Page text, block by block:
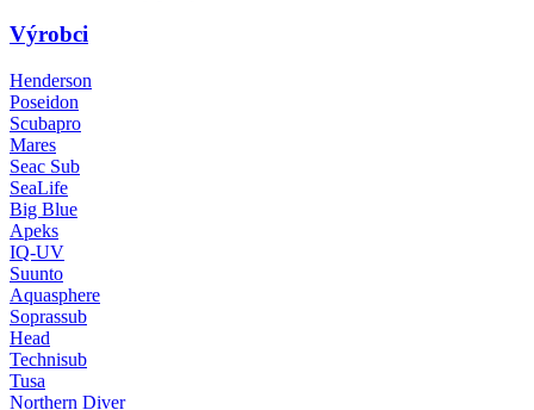
Výrobci
Henderson
Poseidon
Scubapro
Mares
Seac Sub
SeaLife
Big Blue
Apeks
IQ-UV
Suunto
Aquasphere
Soprassub
Head
Technisub
Tusa
Northern Diver